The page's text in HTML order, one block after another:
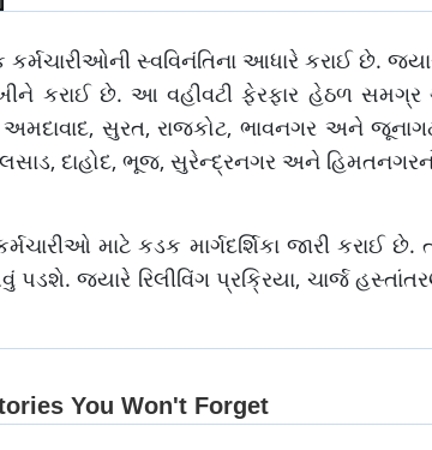
સ્વવિનંતિના આધારે કરાઈ છે.
કરાઈ છે. આ વહીવટી ફેરફાર હેઠળ
સુરત, રાજકોટ, ભાવનગર અને
દાહોદ, ભૂજ, સુરેન્દ્રનગર અને
માટે કડક માર્ગદર્શિકા જારી કરાઈ
પડશે. જ્યારે રિલીવિંગ પ્રક્રિયા, ચાર્જ